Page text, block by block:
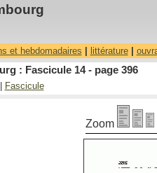
et hebdomadaires littérature|
: Fascicule 14 - page 396
Fascicule
Zoom